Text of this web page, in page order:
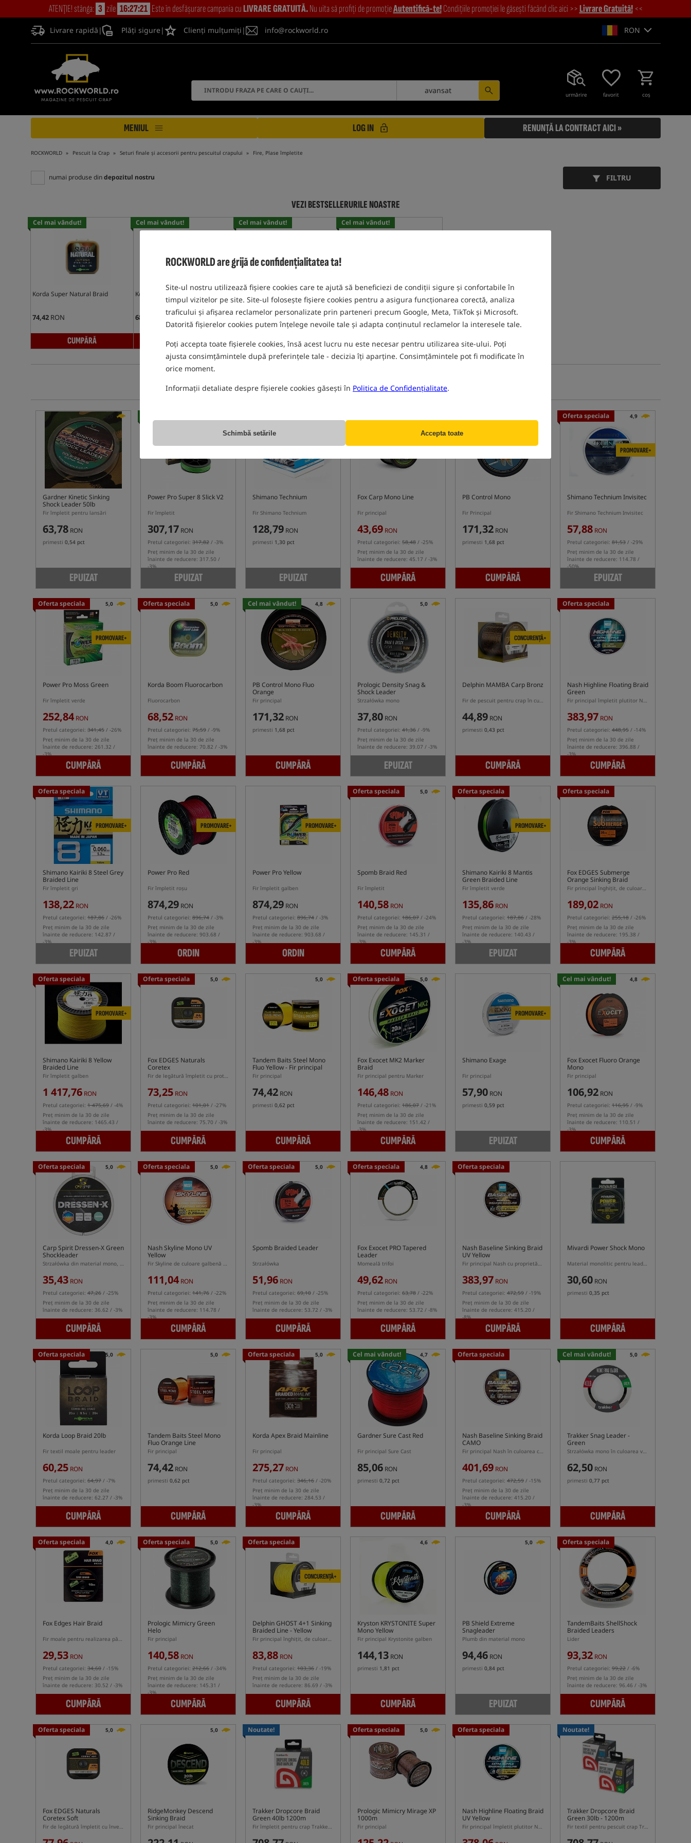
ROCKWORLD are grijă de confidențialitatea ta!
Site-ul nostru utilizează fișiere cookies care te ajută să beneficiezi de condiții sigure și confortabile în
timpul vizitelor pe site. Site-ul folosește fișiere cookies pentru a asigura funcționarea corectă, analiza
traficului și afișarea reclamelor personalizate prin parteneri precum Google, Meta, TikTok și Microsoft.
Datorită fișierelor cookies putem înțelege nevoile tale și adapta conținutul reclamelor la interesele tale.
Poți accepta toate fișierele cookies, însă acest lucru nu este necesar pentru utilizarea site-ului. Poți
ajusta consimțămintele după preferințele tale - decizia îți aparține. Consimțămintele pot fi modificate în
orice moment.
Informații detaliate despre fișierele cookies găsești în Politica de Confidențialitate.
Schimbă setările Accepta toate
ATENŢIE! stânga: 3 zile 16:27:20 Este în desfășurare campania cuLIVRARE GRATUITĂ.Nu uita să profiți de promoțieAutentifică-te!Condițiile promoției le găsești făcând clic aici >>Livrare Gratuită! <<
Livrare rapidă | Plăți sigure | Clienți mulțumiți | info@rockworld.ro RON
urmărire favorit coş
avansat
MENIUL LOG IN RENUNȚĂ LA CONTRACT AICI »
ROCKWORLD Pescuit la Crap Seturi finale și accesorii pentru pescuitul crapului Fire, Plase împletite
numai produse dindepozitul nostru FILTRU
VEZI BESTSELLERURILE NOASTRE
Cel mai vândut!
Korda Super Natural Braid
74,42RON
CUMPĂRĂ
Cel mai vândut!
Korda Boom Fluorocarbon
68,52 RON
CUMPĂRĂ
Cel mai vândut!
Korda SubLine Ultra Touch 1000m
140,58RON
CUMPĂRĂ
Cel mai vândut!
171,32RON
CUMPĂRĂ
FIRE, PLASE ÎMPLETITE
Gardner Kinetic Sinking
Shock Leader 50lb
Fir împletit pentru lansări
63,78 RON
primesti 0,54 pct
EPUIZAT
Power Pro Super 8 Slick V2
Fir împletit
307,17 RON
Pretul categoriei: 317,82 / -3%
Preț minim de la 30 de zile
înainte de reducere: 317.50 /
-3%
EPUIZAT
Shimano Technium
Fir Shimano Technium
128,79 RON
primesti 1,30 pct
EPUIZAT
Fox Carp Mono Line
Fir principal
43,69 RON
Pretul categoriei: 58,48 / -25%
Preț minim de la 30 de zile
înainte de reducere: 45.17 / -3%
CUMPĂRĂ
PB Control Mono
Fir Principal
171,32 RON
primesti 1,68 pct
CUMPĂRĂ
Oferta speciala 4,9
PROMOVARE+
Shimano Technium Invisitec
Fir Shimano Technium Invisitec
57,88 RON
Pretul categoriei: 81,53 / -29%
Preț minim de la 30 de zile
înainte de reducere: 114.78 /
-50%
EPUIZAT
Oferta speciala 5,0
PROMOVARE+
Power Pro Moss Green
Fir împletit verde
252,84 RON
Pretul categoriei: 341,45 / -26%
Preț minim de la 30 de zile
înainte de reducere: 261.32 /
-3%
CUMPĂRĂ
Oferta speciala 5,0
Korda Boom Fluorocarbon
Fluorocarbon
68,52 RON
Pretul categoriei: 75,59 / -9%
Preț minim de la 30 de zile
înainte de reducere: 70.82 / -3%
CUMPĂRĂ
Cel mai vândut! 4,8
PB Control Mono Fluo
Orange
Fir principal
171,32 RON
primesti 1,68 pct
CUMPĂRĂ
5,0
Prologic Density Snag &
Shock Leader
Strzałówka mono
37,80 RON
Pretul categoriei: 41,36 / -9%
Preț minim de la 30 de zile
înainte de reducere: 39.07 / -3%
EPUIZAT
CONCURENȚĂ+
Delphin MAMBA Carp Bronz
Fir de pescuit pentru crap în culoarea camuflajului
44,89 RON
primesti 0,43 pct
CUMPĂRĂ
Oferta speciala
Nash Highline Floating Braid
Green
Fir principal împletit plutitor Nash în culoarea camuflajului
383,97 RON
Pretul categoriei: 448,95 / -14%
Preț minim de la 30 de zile
înainte de reducere: 396.88 /
-3%
CUMPĂRĂ
Oferta speciala
PROMOVARE+
Shimano Kairiki 8 Steel Grey
Braided Line
Fir împletit gri
138,22 RON
Pretul categoriei: 187,86 / -26%
Preț minim de la 30 de zile
înainte de reducere: 142.87 /
-3%
EPUIZAT
PROMOVARE+
Power Pro Red
Fir împletit roșu
874,29 RON
Pretul categoriei: 896,74 / -3%
Preț minim de la 30 de zile
înainte de reducere: 903.68 /
-3%
ORDIN
PROMOVARE+
Power Pro Yellow
Fir împletit galben
874,29 RON
Pretul categoriei: 896,74 / -3%
Preț minim de la 30 de zile
înainte de reducere: 903.68 /
-3%
ORDIN
Oferta speciala 5,0
Spomb Braid Red
Fir împletit
140,58 RON
Pretul categoriei: 186,07 / -24%
Preț minim de la 30 de zile
înainte de reducere: 145.31 /
-3%
CUMPĂRĂ
Oferta speciala
PROMOVARE+
Shimano Kairiki 8 Mantis
Green Braided Line
Fir împletit verde
135,86 RON
Pretul categoriei: 187,86 / -28%
Preț minim de la 30 de zile
înainte de reducere: 140.43 /
-3%
EPUIZAT
Oferta speciala
Fox EDGES Submerge
Orange Sinking Braid
Fir principal înghițit, de culoare portocalie
189,02 RON
Pretul categoriei: 255,18 / -26%
Preț minim de la 30 de zile
înainte de reducere: 195.38 /
-3%
CUMPĂRĂ
Oferta speciala
PROMOVARE+
Shimano Kairiki 8 Yellow
Braided Line
Fir împletit galben
1 417,76 RON
Pretul categoriei: 1 475,69 / -4%
Preț minim de la 30 de zile
înainte de reducere: 1465.43 /
-3%
CUMPĂRĂ
Oferta speciala 5,0
Fox EDGES Naturals
Coretex
Fir de legătură împletit cu protecție
73,25 RON
Pretul categoriei: 101,01 / -27%
Preț minim de la 30 de zile
înainte de reducere: 75.70 / -3%
CUMPĂRĂ
5,0
Tandem Baits Steel Mono
Fluo Yellow- Fir principal
Fir principal
74,42 RON
primesti 0,62 pct
CUMPĂRĂ
Oferta speciala 5,0
Fox Exocet MK2 Marker
Braid
Fir principal pentru Marker
146,48 RON
Pretul categoriei: 186,07 / -21%
Preț minim de la 30 de zile
înainte de reducere: 151.42 /
-3%
CUMPĂRĂ
PROMOVARE+
Shimano Exage
Fir principal
57,90 RON
primesti 0,59 pct
EPUIZAT
Cel mai vândut! 4,8
Fox Exocet Fluoro Orange
Mono
Fir principal
106,92 RON
Pretul categoriei: 116,95 / -9%
Preț minim de la 30 de zile
înainte de reducere: 110.51 /
-3%
CUMPĂRĂ
Oferta speciala 5,0
Carp Spirit Dressen-X Green
Shockleader
Strzałówka din material mono, culoare verde
35,43 RON
Pretul categoriei: 47,26 / -25%
Preț minim de la 30 de zile
înainte de reducere: 36.62 / -3%
CUMPĂRĂ
Oferta speciala 5,0
Nash Skyline Mono UV
Yellow
Fir Skyline de culoare galbenă cu strat UV
111,04 RON
Pretul categoriei: 141,76 / -22%
Preț minim de la 30 de zile
înainte de reducere: 114.78 /
-3%
CUMPĂRĂ
Oferta speciala 5,0
Spomb Braided Leader
Strzałówka
51,96 RON
Pretul categoriei: 69,10 / -25%
Preț minim de la 30 de zile
înainte de reducere: 53.72 / -3%
CUMPĂRĂ
Oferta speciala 4,8
Fox Exocet PRO Tapered
Leader
Momeală trifoi
49,62 RON
Pretul categoriei: 63,78 / -22%
Preț minim de la 30 de zile
înainte de reducere: 53.72 / -8%
CUMPĂRĂ
Oferta speciala
Nash Baseline Sinking Braid
UV Yellow
Fir principal Nash cu proprietăți scufundătoare, culoare galbenă, cu strat UV
383,97 RON
Pretul categoriei: 472,59 / -19%
Preț minim de la 30 de zile
înainte de reducere: 415.20 /
-8%
CUMPĂRĂ
Mivardi Power Shock Mono
Material monolitic pentru leaderi de lansetă
30,60 RON
primesti 0,35 pct
CUMPĂRĂ
Oferta speciala 5,0
Korda Loop Braid 20lb
Fir textil moale pentru leader
60,25 RON
Pretul categoriei: 64,97 / -7%
Preț minim de la 30 de zile
înainte de reducere: 62.27 / -3%
CUMPĂRĂ
5,0
Tandem Baits Steel Mono
Fluo Orange Line
Fir principal
74,42 RON
primesti 0,62 pct
CUMPĂRĂ
Oferta speciala 5,0
Korda Apex Braid Mainline
Fir principal
275,27 RON
Pretul categoriei: 346,16 / -20%
Preț minim de la 30 de zile
înainte de reducere: 284.53 /
-3%
CUMPĂRĂ
Cel mai vândut! 4,7
Gardner Sure Cast Red
Fir principal Sure Cast
85,06 RON
primesti 0,72 pct
CUMPĂRĂ
Oferta speciala
Nash Baseline Sinking Braid
CAMO
Fir principal Nash în culoarea camuflaj cu proprietăți scufundătoare
401,69 RON
Pretul categoriei: 472,59 / -15%
Preț minim de la 30 de zile
înainte de reducere: 415.20 /
-3%
CUMPĂRĂ
Cel mai vândut! 5,0
Trakker Snag Leader -
Green
Strzałówka mono în culoarea verde
62,50 RON
primesti 0,77 pct
CUMPĂRĂ
Oferta speciala 4,0
Fox Edges Hair Braid
Fir moale pentru realizarea părului
29,53 RON
Pretul categoriei: 34,60 / -15%
Preț minim de la 30 de zile
înainte de reducere: 30.52 / -3%
CUMPĂRĂ
Oferta speciala 5,0
Prologic Mimicry Green
Helo
Fir principal
140,58 RON
Pretul categoriei: 212,66 / -34%
Preț minim de la 30 de zile
înainte de reducere: 145.31 /
-3%
CUMPĂRĂ
Oferta speciala
CONCURENȚĂ+
Delphin GHOST 4+1 Sinking
Braided Line - Yellow
Fir principal înghițit, de culoare galbenă
83,88 RON
Pretul categoriei: 103,36 / -19%
Preț minim de la 30 de zile
înainte de reducere: 86.69 / -3%
CUMPĂRĂ
4,6
Kryston KRYSTONITE Super
Mono Yellow
Fir principal Krystonite galben
144,13 RON
primesti 1,81 pct
CUMPĂRĂ
5,0
PB Shield Extreme
Snagleader
Plumb din material mono
94,46 RON
primesti 0,84 pct
EPUIZAT
Oferta speciala
TandemBaits ShellShock
Braided Leaders
Lider
93,32 RON
Pretul categoriei: 99,22 / -6%
Preț minim de la 30 de zile
înainte de reducere: 96.46 / -3%
CUMPĂRĂ
Oferta speciala 5,0
Fox EDGES Naturals
Coretex Soft
Fir de legătură împletit cu înveliș moale
5,0
RidgeMonkey Descend
Sinking Braid
Fir principal înecat
Noutate!
Trakker Dropcore Braid
Green 40lb 1200m
Fir împletit pentru crap Trakker Dropcore Braid 40lb 1200m
Oferta speciala 5,0
Prologic Mimicry Mirage XP
1000m
Fir principal
Oferta speciala
Nash Highline Floating Braid
UV Yellow
Fir principal împletit plutitor Nash, culoare galbenă, cu strat UV
Noutate!
Trakker Dropcore Braid
Green 30lb - 1200m
Fir textil pentru pescuit crap Trakker Dropcore 30lb 1200m